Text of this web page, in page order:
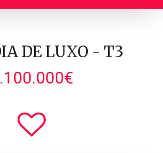
DE LUXO - T3